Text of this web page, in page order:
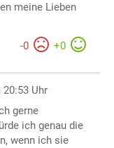
meine Lieben
-0 +0
20:53 Uhr
gerne
ich genau die
wenn ich sie